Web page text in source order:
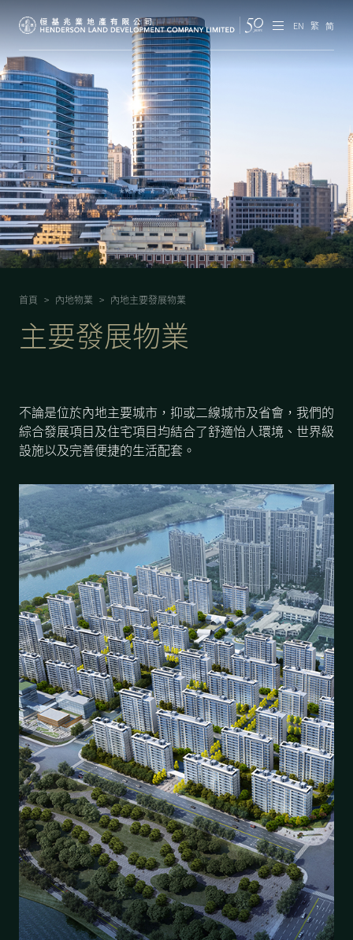
EN 繁 简
集團概覽
投資者資訊
香港物業
內地物業
企業管治
品牌理念
聯絡我們 網頁連結
首頁 > 內地物業 > 內地主要發展物業
主要發展物業
不論是位於內地主要城市，抑或二線城市及省會，我們的
綜合發展項目及住宅項目均結合了舒適怡人環境、世界級
設施以及完善便捷的生活配套。